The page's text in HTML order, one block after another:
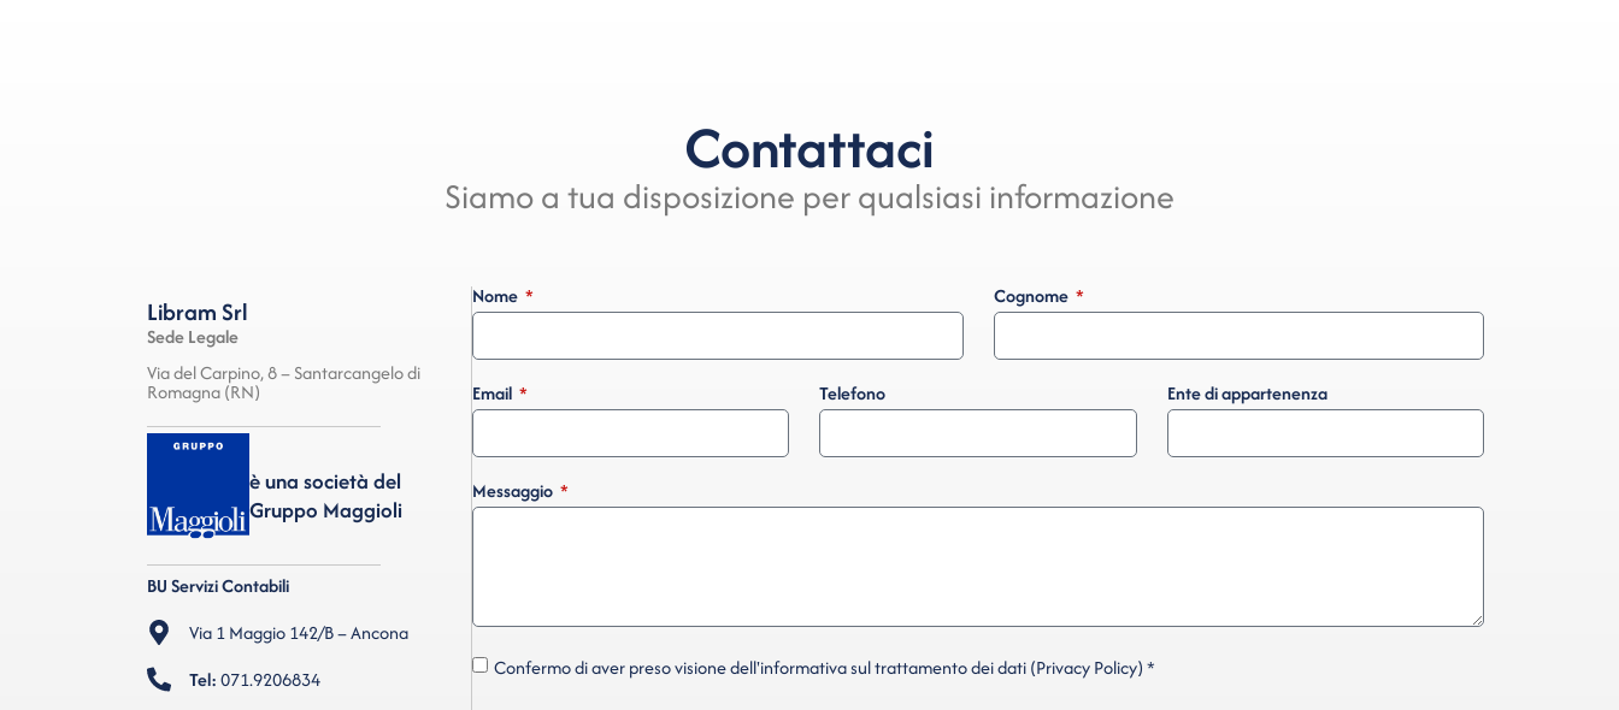
Contattaci
Siamo a tua disposizione per qualsiasi informazione
Libram Srl
Sede Legale
Via del Carpino, 8 – Santarcangelo di
Romagna (RN)
è una società del
Gruppo Maggioli
BU Servizi Contabili
Via 1 Maggio 142/B – Ancona
Tel:071.9206834
Nome Cognome
Email Telefono Ente di appartenenza
Messaggio
Confermo di aver preso visione dell'informativa sul trattamento dei dati (Privacy Policy) *